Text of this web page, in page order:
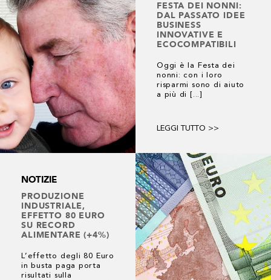
FESTA DEI NONNI:
DAL PASSATO IDEE
BUSINESS
INNOVATIVE E
ECOCOMPATIBILI
Oggi è la Festa dei
nonni: con i loro
risparmi sono di aiuto
a più di [...]
LEGGI TUTTO >>
NOTIZIE
PRODUZIONE
INDUSTRIALE,
EFFETTO 80 EURO
SU RECORD
ALIMENTARE (+4%)
L’effetto degli 80 Euro
in busta paga porta
risultati sulla